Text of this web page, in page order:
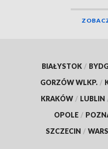
BIAŁYSTOK /
GORZÓW WLKP. /
KRAKÓW / LUBLIN
OPOLE /
SZCZECIN /